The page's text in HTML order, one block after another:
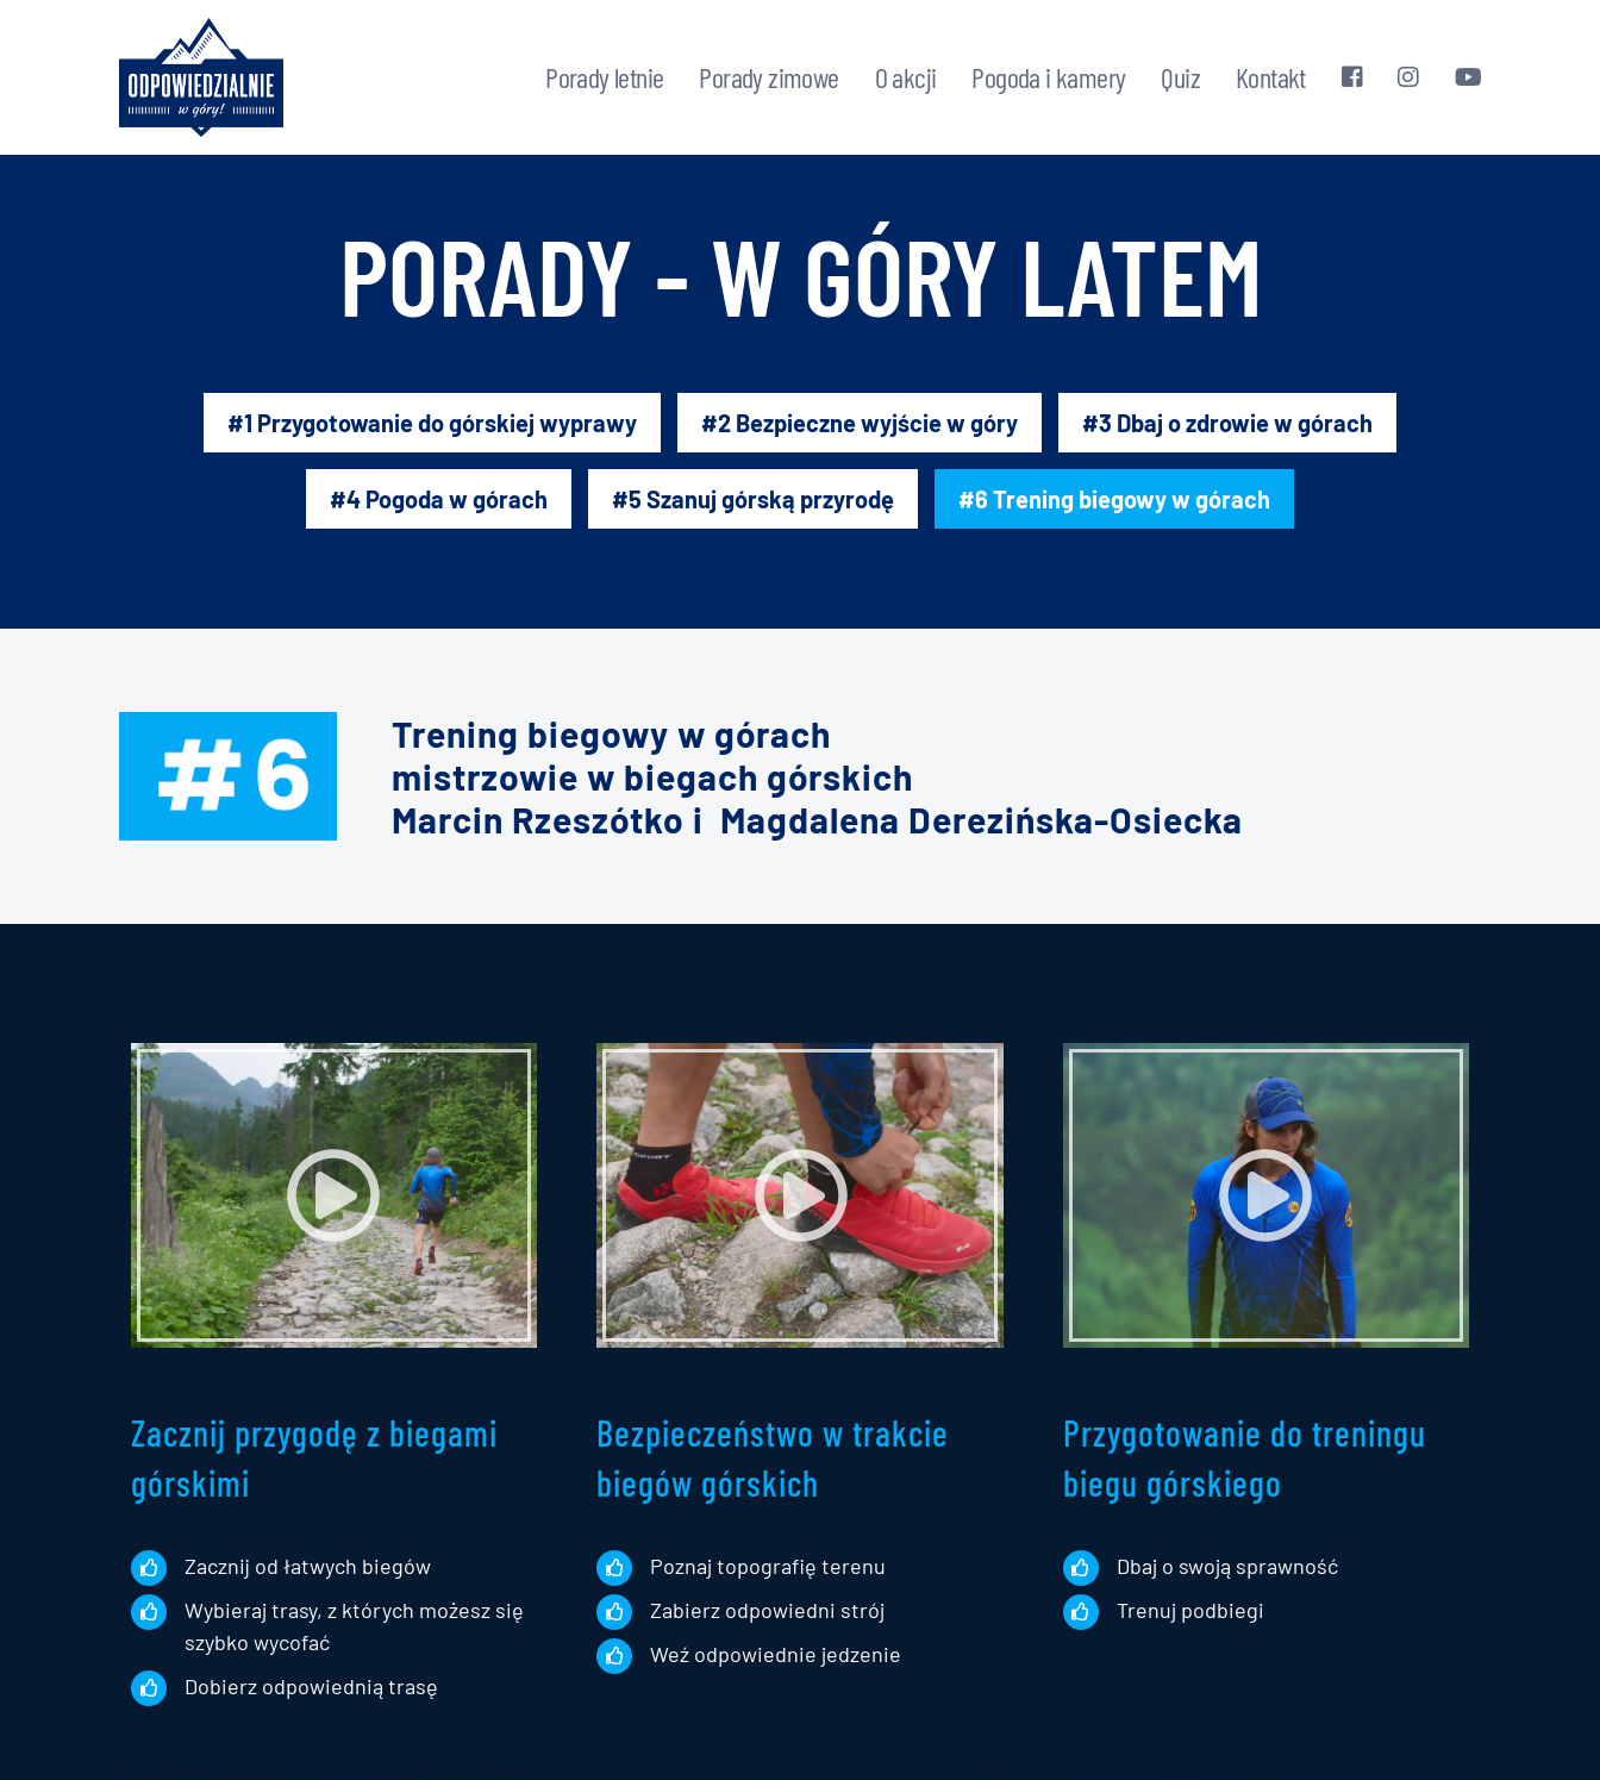
Porady letnie Porady zimowe O akcji Pogoda i kamery Quiz Kontakt
PORADY - W GÓRY LATEM
#1 Przygotowanie do górskiej wyprawy #2 Bezpieczne wyjście w góry #3 Dbaj o zdrowie w górach
#4 Pogoda w górach #5 Szanuj górską przyrodę #6 Trening biegowy w górach
Trening biegowy w górach
mistrzowie w biegach górskich
Marcin Rzeszótko i Magdalena Derezińska-Osiecka
Zacznij przygodę z biegami
górskimi
Zacznij od łatwych biegów
Wybieraj trasy, z których możesz się
szybko wycofać
Dobierz odpowiednią trasę
Bezpieczeństwo w trakcie
biegów górskich
Poznaj topografię terenu
Zabierz odpowiedni strój
Weź odpowiednie jedzenie
Przygotowanie do treningu
biegu górskiego
Dbaj o swoją sprawność
Trenuj podbiegi